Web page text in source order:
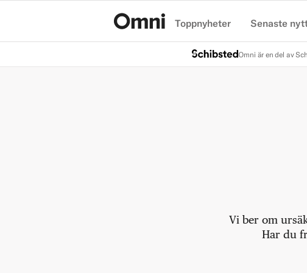
Toppnyheter Senaste
Omni är en del av
Vi ber om
Har du